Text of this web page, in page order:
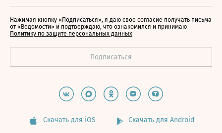
Нажимая кнопку «Подписаться», я даю свое согласие получать письма
от «Ведомости» и подтверждаю, что ознакомился и принимаю
Политику по защите персональных данных
Скачать для iOS Скачать для Android